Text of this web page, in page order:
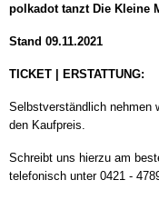
polkadot tanzt Die Kleine
Stand 09.11.2021
TICKET | ERSTATTUNG:
Selbstverständlich nehmen
den Kaufpreis.
Schreibt uns hierzu am
telefonisch unter 0421 -